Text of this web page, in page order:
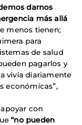
darnos
más allá
menos tienen;
para
de salud
pagarlos y
vivía diariamente
económicas”,
con
“no pueden